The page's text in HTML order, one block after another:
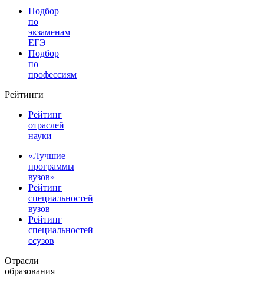
Подбор
по
экзаменам
ЕГЭ
Подбор
по
профессиям
Рейтинги
Рейтинг
отраслей
науки
«Лучшие
программы
вузов»
Рейтинг
специальностей
вузов
Рейтинг
специальностей
ссузов
Отрасли
образования